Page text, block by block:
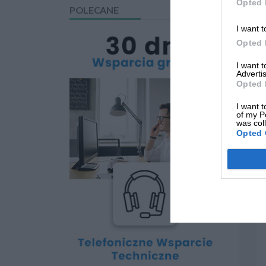
Opted
I want
Opted
I want
Opted
I want
of my
was
Opted
POLECANE